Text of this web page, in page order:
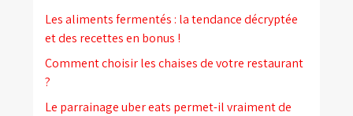
Les aliments fermentés : la tendance décryptée
et des recettes en bonus !
Comment choisir les chaises de votre restaurant
?
Le parrainage uber eats permet-il vraiment de